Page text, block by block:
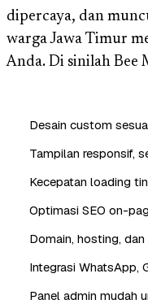
dipercaya, dan
warga Jawa Timur
Anda. Di sinilah Bee
Desain custom
Tampilan responsif,
Kecepatan loading
Optimasi SEO on-
Domain, hosting,
Integrasi WhatsApp,
Panel admin mudah